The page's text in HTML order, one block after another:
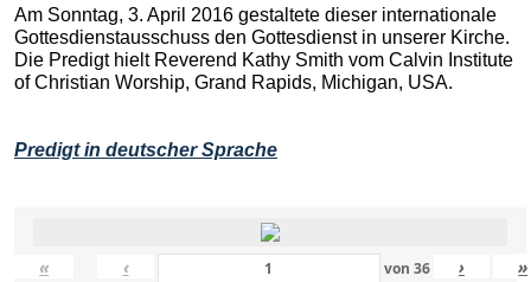
Am Sonntag, 3. April 2016 gestaltete dieser internationale
Gottesdienstausschuss den Gottesdienst in unserer Kirche.
Die Predigt hielt Reverend Kathy Smith vom Calvin Institute
of Christian Worship, Grand Rapids, Michigan, USA.
Predigt in deutscher Sprache
« ‹ von 36 › »